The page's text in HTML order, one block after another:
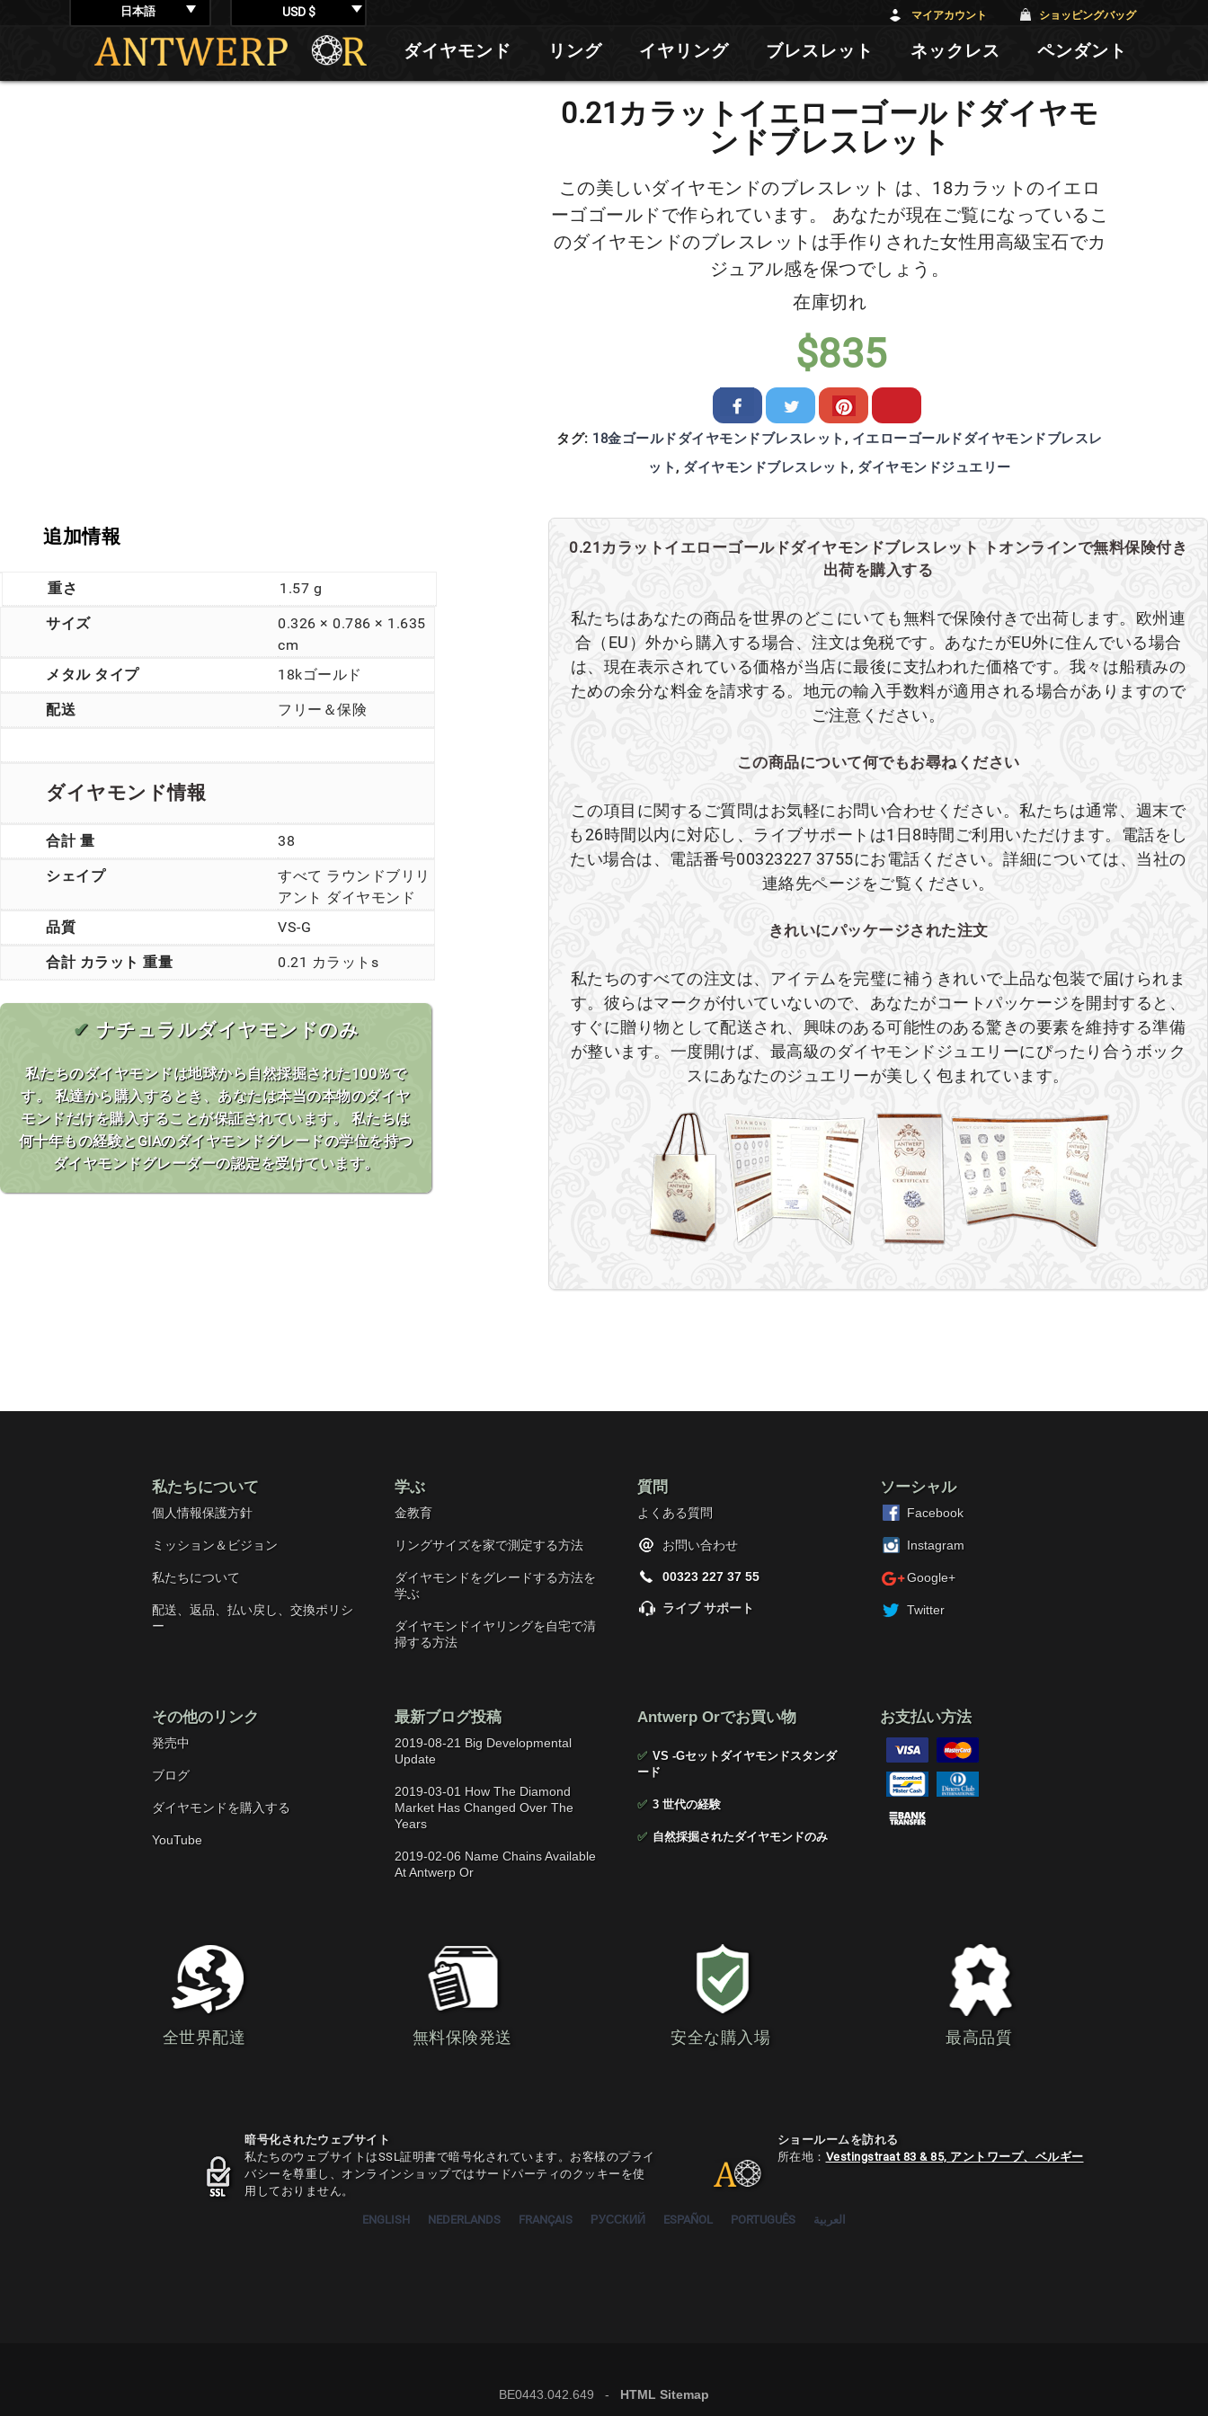
日本語 USD $ マイアカウント ショッピングバッグ
ダイヤモンド リング イヤリング ブレスレット ネックレス ペンダント
0.21カラットイエローゴールドダイヤモ
ンドブレスレット
この美しいダイヤモンドのブレスレット は、18カラットのイエロ
ーゴゴールドで作られています。 あなたが現在ご覧になっているこ
のダイヤモンドのブレスレットは手作りされた女性用高級宝石でカ
ジュアル感を保つでしょう。
$835
在庫切れ
タグ: 18金ゴールドダイヤモンドブレスレット , イエローゴールドダイヤモンドブレスレ
ット, ダイヤモンドブレスレット, ダイヤモンドジュエリー
追加情報
重さ 1.57 g
サイズ
0.326 × 0.786 × 1.635
cm
メタル タイプ
18kゴールド
配送 フリー＆保険
ダイヤモンド情報
合計 量 38
シェイプ
すべて ラウンドブリリ
アント ダイヤモンド
品質
VS-G
合計 カラット 重量 0.21 カラットs
✔ ナチュラルダイヤモンドのみ
私たちのダイヤモンドは地球から自然採掘された100％で
す。 私達から購入するとき、あなたは本当の本物のダイヤ
モンドだけを購入することが保証されています。 私たちは
何十年もの経験とGIAのダイヤモンドグレードの学位を持つ
ダイヤモンドグレーダーの認定を受けています。
0.21カラットイエローゴールドダイヤモンドブレスレット トオンラインで無料保険付き
出荷を購入する
私たちはあなたの商品を世界のどこにいても無料で保険付きで出荷します。欧州連
合（EU）外から購入する場合、注文は免税です。あなたがEU外に住んでいる場合
は、現在表示されている価格が当店に最後に支払われた価格です。我々は船積みの
ための余分な料金を請求する。地元の輸入手数料が適用される場合がありますので
ご注意ください。
この商品について何でもお尋ねください
この項目に関するご質問はお気軽にお問い合わせください。私たちは通常、週末で
も26時間以内に対応し、ライブサポートは1日8時間ご利用いただけます。電話をし
たい場合は、電話番号00323227 3755にお電話ください。詳細については、当社の
連絡先ページをご覧ください。
きれいにパッケージされた注文
私たちのすべての注文は、アイテムを完璧に補うきれいで上品な包装で届けられま
す。彼らはマークが付いていないので、あなたがコートパッケージを開封すると、
すぐに贈り物として配送され、興味のある可能性のある驚きの要素を維持する準備
が整います。一度開けば、最高級のダイヤモンドジュエリーにぴったり合うボック
スにあなたのジュエリーが美しく包まれています。
私たちについて
個人情報保護方針
ミッション＆ビジョン
私たちについて
配送、返品、払い戻し、交換ポリシ
ー
学ぶ
金教育
リングサイズを家で測定する方法
ダイヤモンドをグレードする方法を
学ぶ
ダイヤモンドイヤリングを自宅で清
掃する方法
質問
よくある質問
お問い合わせ
00323 227 37 55
ライブ サポート
ソーシャル
Facebook
Instagram
Google+
Twitter
その他のリンク
発売中
ブログ
ダイヤモンドを購入する
YouTube
最新ブログ投稿
2019-08-21 Big Developmental
Update
2019-03-01 How The Diamond
Market Has Changed Over The
Years
2019-02-06 Name Chains Available
At Antwerp Or
Antwerp Orでお買い物
✅ VS -Gセットダイヤモンドスタンダ
ード
✅ 3 世代の経験
✅ 自然採掘されたダイヤモンドのみ
お支払い方法
全世界配達 無料保険発送 安全な購入場 最高品質
ショールームを訪れる
所在地： Vestingstraat 83 & 85, アントワープ、ベルギー
暗号化されたウェブサイト
私たちのウェブサイトはSSL証明書で暗号化されています。お客様のプライ
バシーを尊重し、オンラインショップではサードパーティのクッキーを使
用しておりません。
ENGLISH NEDERLANDS FRANÇAIS РУССКИЙ ESPAÑOL PORTUGUÊS العربية
BE0443.042.649 - HTML Sitemap